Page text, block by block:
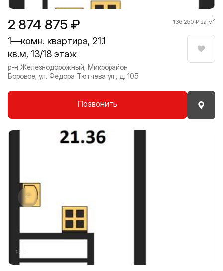
2 874 875 ₽ 136 250 ₽ за м2
1—комн. квартира, 21.1
кв.м, 13/18 этаж
р-н Железнодорожный, Микрорайон
Боровое, ул. Федора Тютчева ул., д. 105
Позвонить
1 / 8
Прокрутить влево